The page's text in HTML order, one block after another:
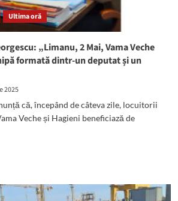
Ultima oră
„Limanu, 2 Mai, Vama Veche
formată dintr-un deputat și un
2025
că, începând de câteva zile, locuitorii
Veche și Hagieni beneficiază de